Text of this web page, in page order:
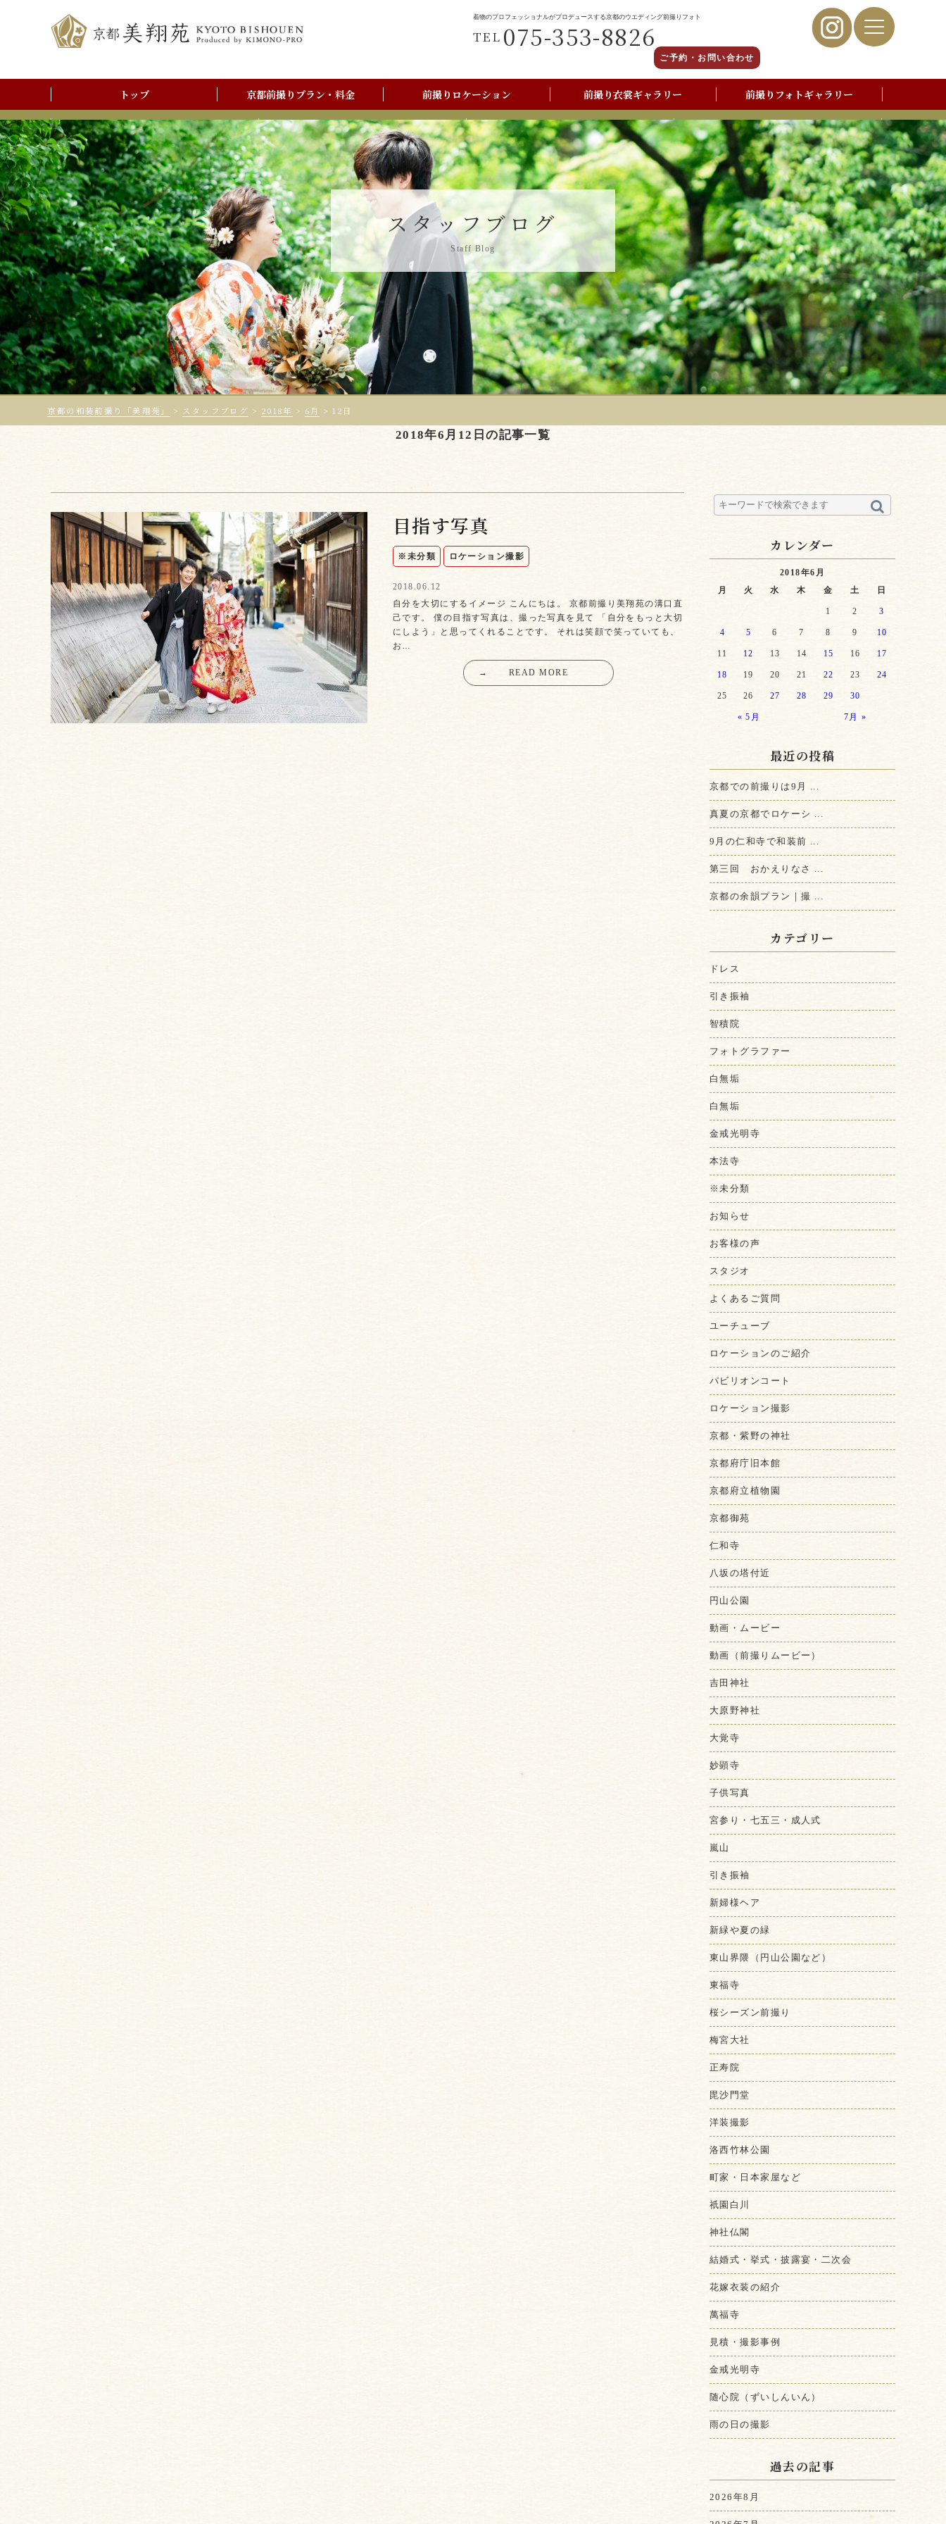
着物のプロフェッショナルがプロデュースする京都のウエディング前撮りフォト
TEL 075-353-8826
ご予約・お問い合わせ
トップ 京都前撮りプラン・料金 前撮りロケーション 前撮り衣裳ギャラリー 前撮りフォトギャラリー
前撮りアルバム 前撮りご利用の流れ 京都美翔苑店舗情報 写真撮影よくあるご質問
スタッフブログ
Staff Blog
京都の和装前撮り「美翔苑」 > スタッフブログ > 2018年 > 6月 > 12日
2018年6月12日の記事一覧
目指す写真
※未分類 ロケーション撮影
2018.06.12
自分を大切にするイメージ こんにちは。 京都前撮り美翔苑の溝口直
己です。 僕の目指す写真は、撮った写真を見て 「自分をもっと大切
にしよう」と思ってくれることです。 それは笑顔で笑っていても、
お…
→ READ MORE
カレンダー
2018年6月
月
火 水 木 金 土 日
« 5月 7月 »
1 2 3
4 5 6 7 8 9 10
11 12 13 14 15 16 17
18 19 20 21 22 23 24
25 26 27 28 29 30
最近の投稿
京都での前撮りは9月 ...
真夏の京都でロケーシ ...
9月の仁和寺で和装前 ...
第三回 おかえりなさ ...
京都の余韻プラン｜撮 ...
カテゴリー
ドレス
引き振袖
智積院
フォトグラファー
白無垢
白無垢
金戒光明寺
本法寺
※未分類
お知らせ
お客様の声
スタジオ
よくあるご質問
ユーチューブ
ロケーションのご紹介
パビリオンコート
ロケーション撮影
京都・紫野の神社
京都府庁旧本館
京都府立植物園
京都御苑
仁和寺
八坂の塔付近
円山公園
動画・ムービー
動画（前撮りムービー）
吉田神社
大原野神社
大覚寺
妙顕寺
子供写真
宮参り・七五三・成人式
嵐山
引き振袖
新婦様ヘア
新緑や夏の緑
東山界隈（円山公園など）
東福寺
桜シーズン前撮り
梅宮大社
正寿院
毘沙門堂
洋装撮影
洛西竹林公園
町家・日本家屋など
祇園白川
神社仏閣
結婚式・挙式・披露宴・二次会
花嫁衣装の紹介
萬福寺
見積・撮影事例
金戒光明寺
随心院（ずいしんいん）
雨の日の撮影
過去の記事
2026年8月